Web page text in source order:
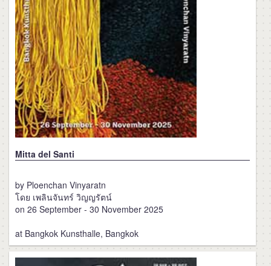
Mitta del Santi
by Ploenchan Vinyaratn
โดย เพลินจันทร์ วิญญรัตน์
on 26 September - 30 November 2025
at Bangkok Kunsthalle, Bangkok